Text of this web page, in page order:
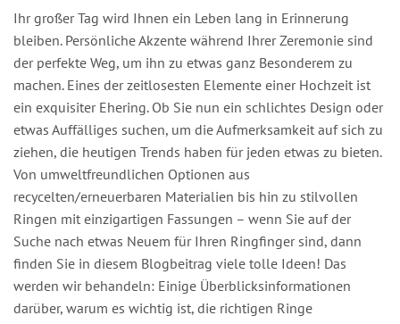
Ihr großer Tag wird Ihnen ein Leben lang in Erinnerung
bleiben. Persönliche Akzente während Ihrer Zeremonie sind
der perfekte Weg, um ihn zu etwas ganz Besonderem zu
machen. Eines der zeitlosesten Elemente einer Hochzeit ist
ein exquisiter Ehering. Ob Sie nun ein schlichtes Design oder
etwas Auffälliges suchen, um die Aufmerksamkeit auf sich zu
ziehen, die heutigen Trends haben für jeden etwas zu bieten.
Von umweltfreundlichen Optionen aus
recycelten/erneuerbaren Materialien bis hin zu stilvollen
Ringen mit einzigartigen Fassungen – wenn Sie auf der
Suche nach etwas Neuem für Ihren Ringfinger sind, dann
finden Sie in diesem Blogbeitrag viele tolle Ideen! Das
werden wir behandeln: Einige Überblicksinformationen
darüber, warum es wichtig ist, die richtigen Ringe